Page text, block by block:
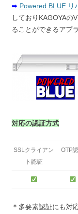
➡ Powered BLUE リ
しておりKAGOYAの
ることができるアプ
対応の認証方式
SSLクライアン
ト認証
OTP
＊多要素認証にも